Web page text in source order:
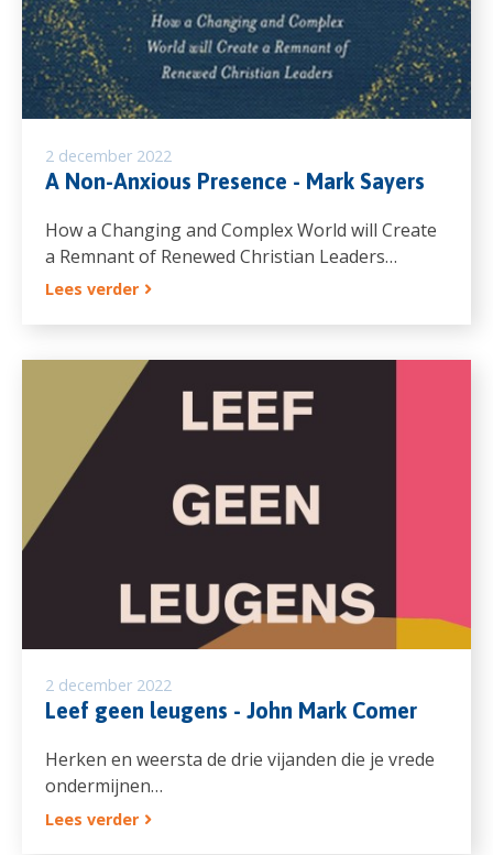
2 december 2022
A Non-Anxious Presence - Mark Sayers
How a Changing and Complex World will Create
a Remnant of Renewed Christian Leaders…
Lees verder
2 december 2022
Leef geen leugens - John Mark Comer
Herken en weersta de drie vijanden die je vrede
ondermijnen…
Lees verder